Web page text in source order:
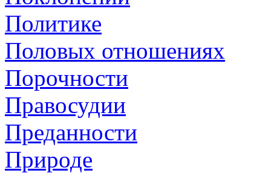
Политике
Половых отношениях
Порочности
Правосудии
Преданности
Природе